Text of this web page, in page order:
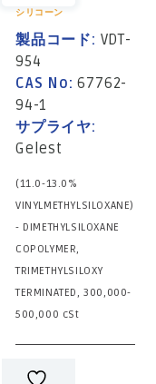
シリコーン
製品コード: VDT-
954
CAS No:67762-
94-1
サプライヤ:
Gelest
(11.0-13.0%
VINYLMETHYLSILOXANE)
- DIMETHYLSILOXANE
COPOLYMER,
TRIMETHYLSILOXY
TERMINATED, 300,000-
500,000 cSt